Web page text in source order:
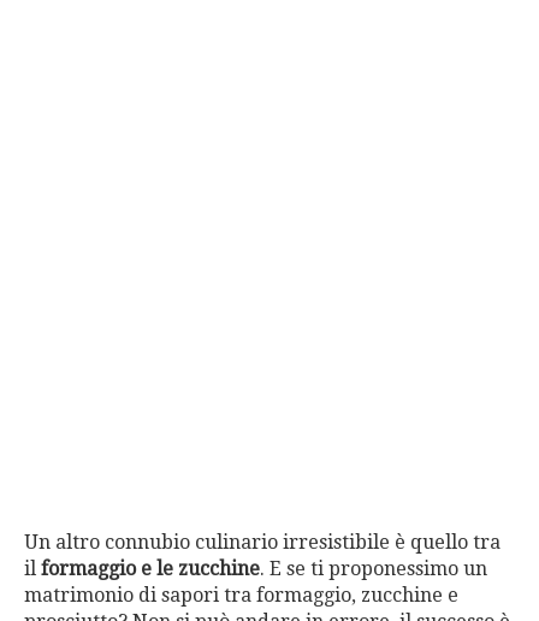
Un altro connubio culinario irresistibile è quello tra
il formaggio e le zucchine. E se ti proponessimo un
matrimonio di sapori tra formaggio, zucchine e